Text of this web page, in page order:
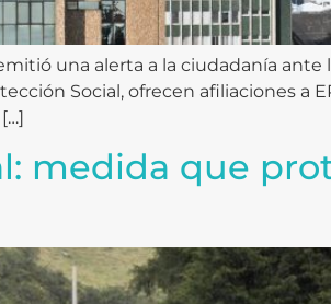
una alerta a la ciudadanía
Social, ofrecen afiliaciones a
medida que